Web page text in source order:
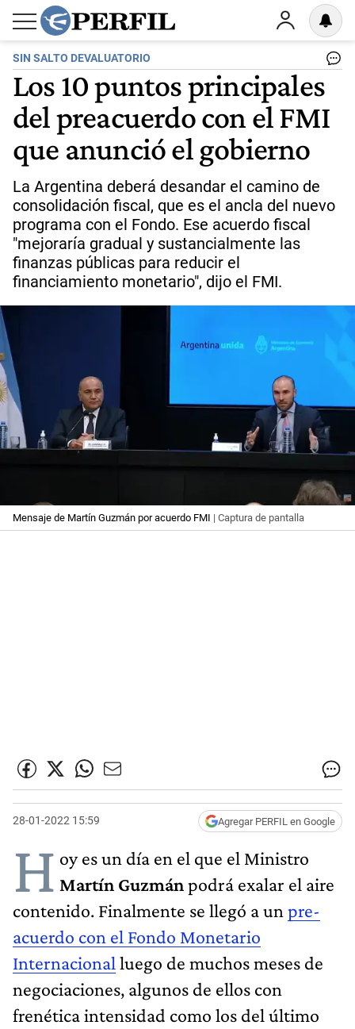
SIN SALTO DEVALUATORIO
Los 10 puntos principales
del preacuerdo con el FMI
que anunció el gobierno
La Argentina deberá desandar el camino de
consolidación fiscal, que es el ancla del nuevo
programa con el Fondo. Ese acuerdo fiscal
"mejoraría gradual y sustancialmente las
finanzas públicas para reducir el
financiamiento monetario", dijo el FMI.
Mensaje de Martín Guzmán por acuerdo FMI | Captura de pantalla
28-01-2022 15:59 Agregar PERFIL en Google
H oy es un día en el que el Ministro
Martín Guzmánpodrá exalar el aire
contenido. Finalmente se llegó a un pre-
acuerdo con el Fondo Monetario
Internacional luego de muchos meses de
negociaciones, algunos de ellos con
frenética intensidad como los del último